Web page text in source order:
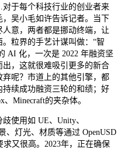
于每个科技行业的创业者来
吴小毛如许告诉记者。当下
意，两者都是挪动终端，让
粒界的手艺计谋叫做：“智
AI 化，一次是 2022 年融资坚
，这就很难吸引更多的新合
呢？市道上的其他引擎，都
续成功融资三轮的和绩；好
Minecraft的夹杂体。
使用如 UE、Unity、
、灯光、材质等通过 OpenUSD
又很高。2023年，正在确保